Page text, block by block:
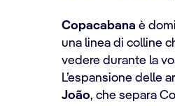
Copacabana è
una linea di colline
vedere durante la
L’espansione delle
João, che separa